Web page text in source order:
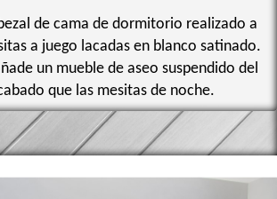
de cama de dormitorio realizado a
a juego lacadas en blanco satinado.
un mueble de aseo suspendido del
que las mesitas de noche.